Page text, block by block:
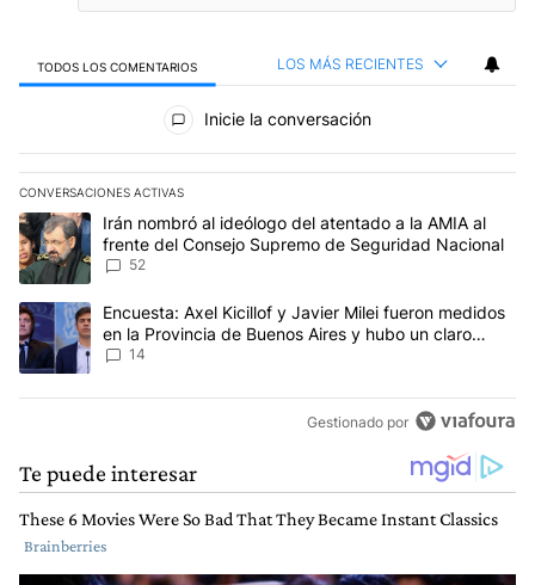
TODOS LOS COMENTARIOS LOS MÁS RECIENTES
Todos los comentarios
Inicie la conversación
CONVERSACIONES ACTIVAS
Este listado muestra los artículos con más comentarios en los
Un artículo de tendencia con el título "Irán nombró al ideólogo
Irán nombró al ideólogo del atentado a la AMIA al
frente del Consejo Supremo de Seguridad Nacional
52
Un artículo de tendencia con el título "Encuesta: Axel Kicillof y
Encuesta: Axel Kicillof y Javier Milei fueron medidos
en la Provincia de Buenos Aires y hubo un claro
ganador
14
Gestionado por